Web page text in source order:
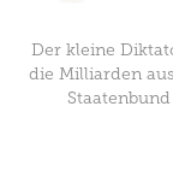
Der kleine
die Milliarden